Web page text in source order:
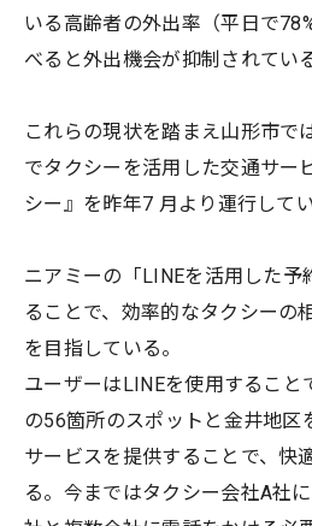
いる高齢者の外出率（平日で
べると外出機会が抑制されてい
これらの現状を踏まえ山形市で
でタクシーを活用した交通サー
シー』を昨年7 月より運行して
ニアミーの「LINEを活用した予
ることで、効率的なタクシーの
を目指している。
ユーザーはLINEを使用すること
の56箇所のスポットと金井地区
サービスを提供することで、快
る。今まではタクシー会社A社